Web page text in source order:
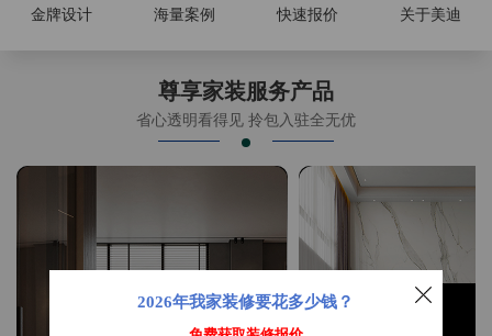
金牌设计 海量案例 快速报价 关于美迪
尊享家装服务产品
省心透明看得见 拎包入驻全无优